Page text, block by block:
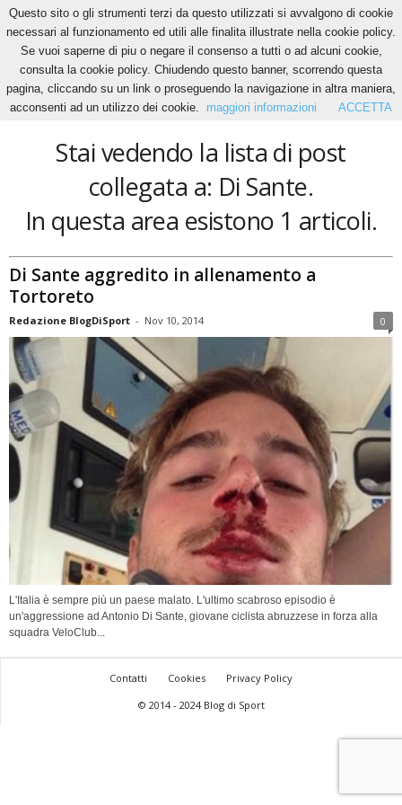
Home Tags Di Sante
Di Sante
Stai vedendo la lista di post
collegata a: Di Sante.
In questa area esistono 1 articoli.
Di Sante aggredito in allenamento a
Tortoreto
Redazione BlogDiSport - Nov 10, 2014 0
L'Italia è sempre più un paese malato. L'ultimo scabroso episodio è
un'aggressione ad Antonio Di Sante, giovane ciclista abruzzese in forza alla
squadra VeloClub...
Contatti Cookies
Privacy Policy
© 2014 - 2024 Blog di Sport
Questo sito o gli strumenti terzi da questo utilizzati si avvalgono di cookie
necessari al funzionamento ed utili alle finalita illustrate nella cookie policy.
Se vuoi saperne di piu o negare il consenso a tutti o ad alcuni cookie,
consulta la cookie policy. Chiudendo questo banner, scorrendo questa
pagina, cliccando su un link o proseguendo la navigazione in altra maniera,
acconsenti ad un utilizzo dei cookie.
maggiori informazioni ACCETTA